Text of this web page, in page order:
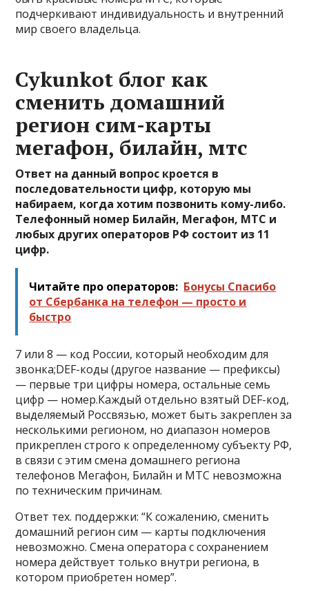
подчеркивают индивидуальность и внутренний
мир своего владельца.
Cykunkot блог как
сменить домашний
регион сим-карты
мегафон, билайн, мтс
Ответ на данный вопрос кроется в
последовательности цифр, которую мы
набираем, когда хотим позвонить кому-либо.
Телефонный номер Билайн, Мегафон, МТС и
любых других операторов РФ состоит из 11
цифр.
Читайте про операторов: Бонусы Спасибо
от Сбербанка на телефон — просто и
быстро
7 или 8 — код России, который необходим для
звонка;DEF-коды (другое название — префиксы)
— первые три цифры номера, остальные семь
цифр — номер.Каждый отдельно взятый DEF-код,
выделяемый Россвязью, может быть закреплен за
несколькими регионом, но диапазон номеров
прикреплен строго к определенному субъекту РФ,
в связи с этим смена домашнего региона
телефонов Мегафон, Билайн и МТС невозможна
по техническим причинам.
Ответ тех. поддержки: “К сожалению, сменить
домашний регион сим — карты подключения
невозможно. Смена оператора с сохранением
номера действует только внутри региона, в
котором приобретен номер”.